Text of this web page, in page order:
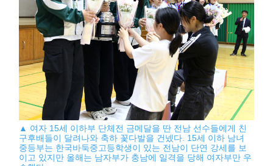
▲ 여자 15세 이하부 단체전 금메달을 딴 전남 선수들에게 친
구후배들이 달려나와 축하 꽃다발을 건넸다. 15세 이하 남녀
중등부는 한국바둑중고등학생이 있는 전남이 단연 강세를 보
이고 있지만 올해는 남자부가 충남에 일격을 당해 여자부만 우